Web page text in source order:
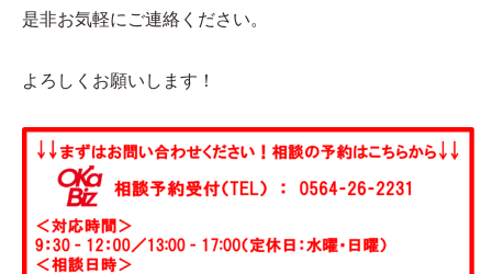
是非お気軽にご連絡ください。
よろしくお願いします！